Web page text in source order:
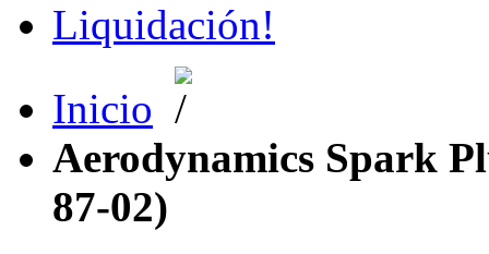
Liquidación!
Inicio
Aerodynamics Spark
87-02)